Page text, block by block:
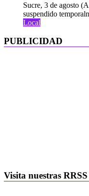
Sucre, 3 de agosto
suspendido
Local
PUBLICIDAD
Visita nuestras RRSS